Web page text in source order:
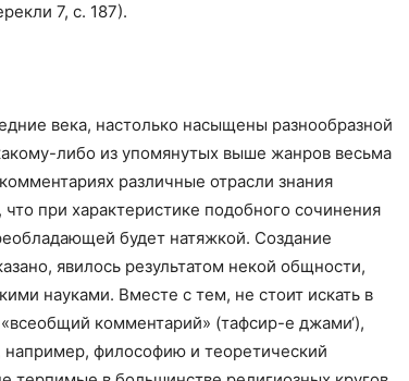
7, с. 187).
века, настолько насыщены разнообразной
либо из упомянутых выше жанров весьма
различные отрасли знания
при характеристике подобного сочинения
будет натяжкой. Создание
явилось результатом некой общности,
науками. Вместе с тем, не стоит искать в
комментарий» (тафсир-е джами‘),
например, философию и теоретический